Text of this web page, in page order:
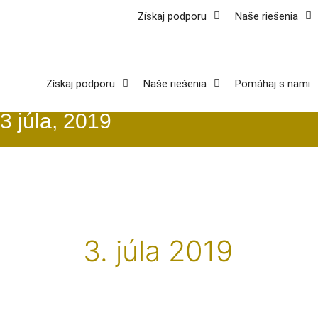
Získaj podporu Naše riešenia
Získaj podporu Naše riešenia Pomáhaj s nami
3 júla, 2019
3. júla 2019